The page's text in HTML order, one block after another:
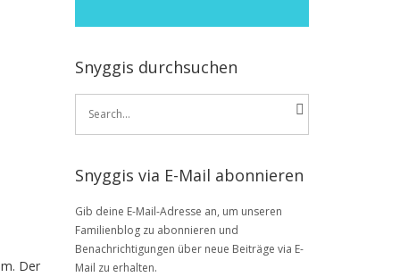
Der
Snyggis durchsuchen
Search
Snyggis via E-Mail abonnieren
Gib deine E-Mail-Adresse an, um unseren
Familienblog zu abonnieren und
Benachrichtigungen über neue Beiträge via E-
Mail zu erhalten.